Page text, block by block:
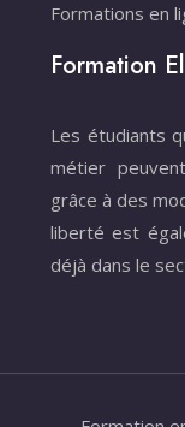
Formations en
Formation
Les étudiants
métier
grâce à des
liberté est
déjà dans le